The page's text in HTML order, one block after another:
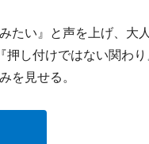
たい』と声を上げ、大
し付けではない関わ
を見せる。